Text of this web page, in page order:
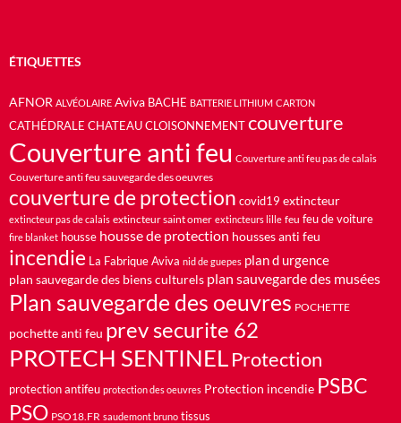
ÉTIQUETTES
AFNOR ALVÉOLAIRE Aviva BACHE BATTERIE LITHIUM CARTON
CATHÉDRALE CHATEAU CLOISONNEMENT couverture
Couverture anti feu Couverture anti feu pas de calais
Couverture anti feu sauvegarde des oeuvres
couverture de protection covid19 extincteur
extincteur pas de calais extincteur saint omer extincteurs lille feu feu de voiture
fire blanket housse housse de protection housses anti feu
incendie La Fabrique Aviva nid de guepes plan d urgence
plan sauvegarde des biens culturels plan sauvegarde des musées
Plan sauvegarde des oeuvres POCHETTE
pochette anti feu prev securite 62
PROTECH SENTINELProtection
protection antifeu protection des oeuvres Protection incendie PSBC
PSO PSO18.FR saudemont bruno tissus